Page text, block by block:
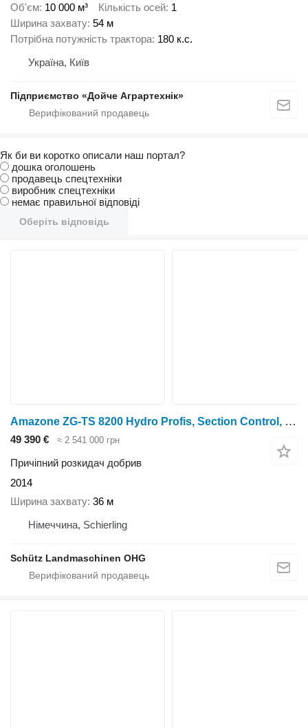
Об'єм 10 000 м³ Кількість осей 1
Ширина захвату 54 м
Потрібна потужність трактора 180 к.с.
Україна, Київ
Підприємство «Дойче Аграртехнік»
Як би ви коротко описали наш портал?
дошка оголошень
продавець спецтехніки
виробник спецтехніки
немає правильної відповіді
Оберіть відповідь
Amazone ZG-TS 8200 Hydro Profis, Section Control, ISOBUS, TS2
49 390 € ≈ 2 541 000 грн
Причіпний розкидач добрив
2014
Ширина захвату 36 м
Німеччина, Schierling
Schütz Landmaschinen OHG